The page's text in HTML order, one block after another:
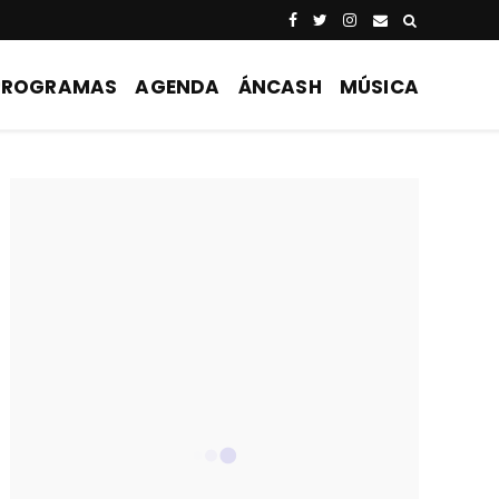
AGENDA ÁNCASH MÚSICA